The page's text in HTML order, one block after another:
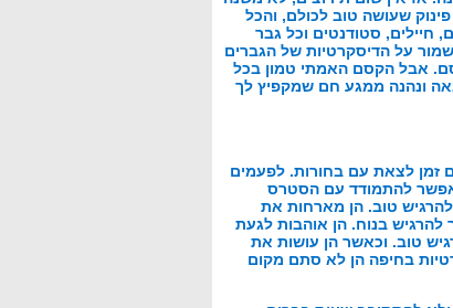
שעושה טוב לכולם, והכל
חיילים, סטודנטים וכל גבר
על הדיסקרטיות של הגברים
אבל הקסם האמתי טמון בכל
ונהנה ממגע חם שמקפיץ לך
זמן לצאת עם בחורות. לפעמים
אפשר להתמודד עם הסטרס
טוב. הן מארחות את
בנוח. הן אוהבות לגעת
טוב. וכאשר הן עושות את
בחיפה הן לא סתם מקום